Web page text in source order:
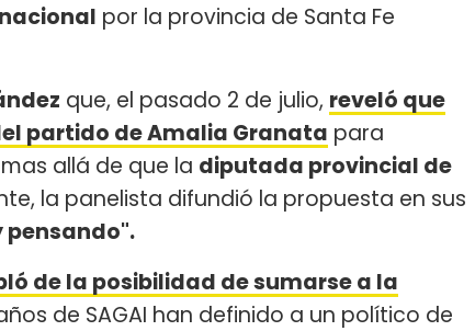
por la provincia de Santa Fe
que, el pasado 2 de julio, reveló que
partido de Amalia Granata para
allá de que la diputada provincial de
la panelista difundió la propuesta en sus
pensando".
de la posibilidad de sumarse a la
de SAGAI han definido a un político de